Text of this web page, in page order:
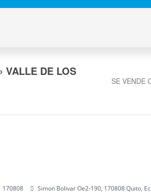
VALLE DE LOS
SE VENDE
170808 Simon Bolivar Oe2-190, 170808 Quito,